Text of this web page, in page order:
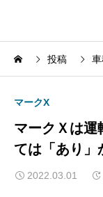
投稿
マークX
マークＸは運
ては「あり」
2022.03.01